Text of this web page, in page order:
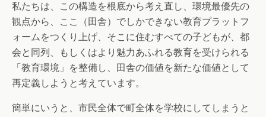
私たちは、この構造を根底から考え直し、環境最優先の
観点から、ここ（田舎）でしかできない教育プラットフ
ォームをつくり上げ、そこに住むすべての子どもが、都
会と同列、もしくはより魅力あふれる教育を受けられる
「教育環境」を整備し、田舎の価値を新たな価値として
再定義しようと考えています。
簡単にいうと、市民全体で町全体を学校にしてしまうと